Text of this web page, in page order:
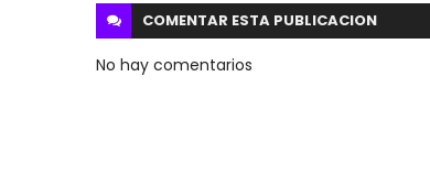
COMENTAR ESTA PUBLICACION
No hay comentarios